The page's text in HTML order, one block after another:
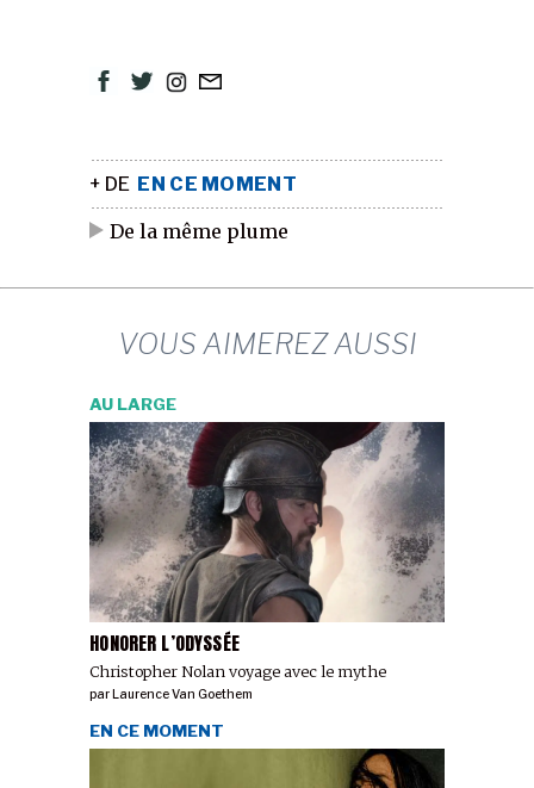
+ DE EN CE MOMENT
De la même plume
VOUS AIMEREZ AUSSI
HONORER L’ODYSSÉE
Christopher Nolan voyage avec le mythe
AU LARGE
parLaurence Van Goethem
EN CE MOMENT